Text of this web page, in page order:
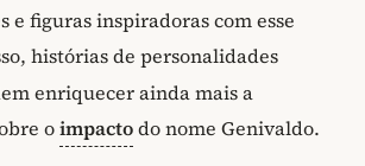
e figuras inspiradoras com esse
histórias de personalidades
enriquecer ainda mais a
oimpactodo nome Genivaldo.